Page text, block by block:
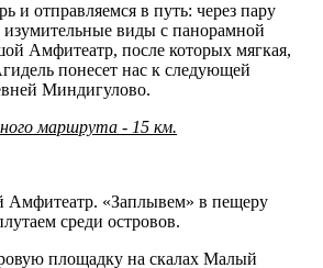
и отправляемся в путь: через пару
виды с панорамной
Амфитеатр, после которых мягкая,
понесет нас к следующей
Миндигулово.
маршрута - 15 км.
Амфитеатр. «Заплывем» в пещеру
среди островов.
площадку на скалах Малый